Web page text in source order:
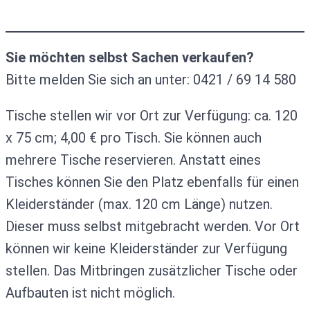
Sie möchten selbst Sachen verkaufen?
Bitte melden Sie sich an unter: 0421 / 69 14 580
Tische stellen wir vor Ort zur Verfügung: ca. 120
x 75 cm; 4,00 € pro Tisch. Sie können auch
mehrere Tische reservieren. Anstatt eines
Tisches können Sie den Platz ebenfalls für einen
Kleiderständer (max. 120 cm Länge) nutzen.
Dieser muss selbst mitgebracht werden. Vor Ort
können wir keine Kleiderständer zur Verfügung
stellen. Das Mitbringen zusätzlicher Tische oder
Aufbauten ist nicht möglich.